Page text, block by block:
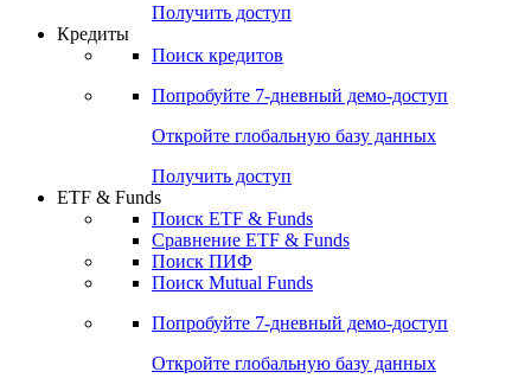
Получить доступ
Кредиты
Поиск кредитов
Попробуйте 7-дневный демо-доступ
Откройте глобальную базу данных
Получить доступ
ETF & Funds
Поиск ETF & Funds
Сравнение ETF & Funds
Поиск ПИФ
Поиск Mutual Funds
Попробуйте 7-дневный демо-доступ
Откройте глобальную базу данных